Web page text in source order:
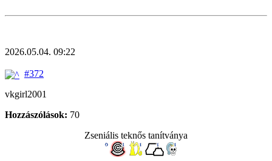
2026.05.04. 09:22
#372
vkgirl2001
Hozzászólások: 70
Zseniális teknős tanítványa